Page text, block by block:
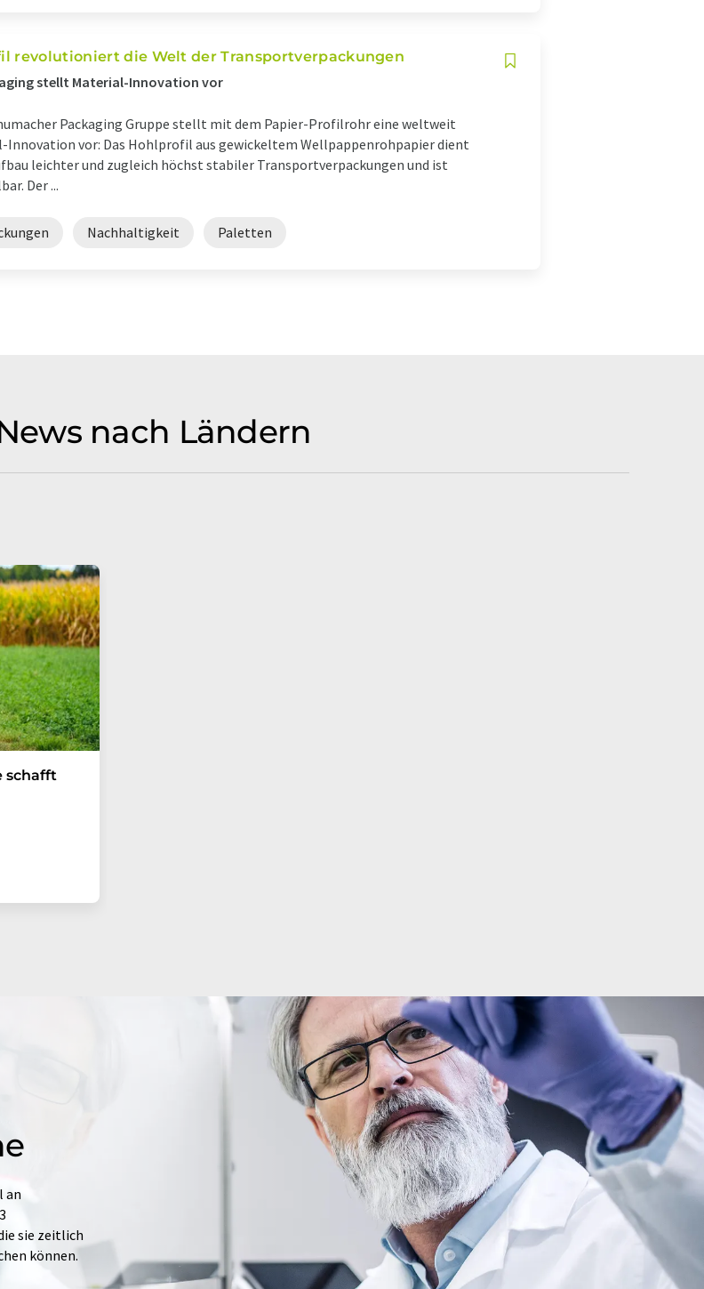
revolutioniert die Welt der Transportverpackungen
stellt Material-Innovation vor
Packaging Gruppe stellt mit dem Papier-Profilrohr eine weltweit
vor: Das Hohlprofil aus gewickeltem Wellpappenrohpapier dient
leichter und zugleich höchst stabiler Transportverpackungen und ist
Der ...
Nachhaltigkeit Paletten
nach Ländern
schafft
an
sie zeitlich
können.